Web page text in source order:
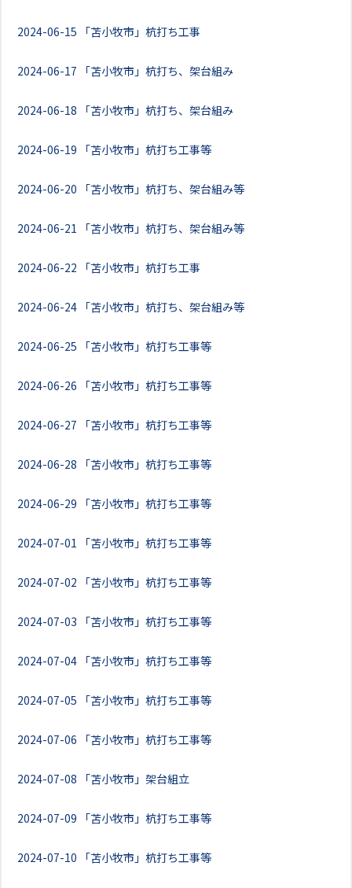
2024-06-15 「苫小牧市」杭打ち工事
2024-06-17 「苫小牧市」杭打ち、架台組み
2024-06-18 「苫小牧市」杭打ち、架台組み
2024-06-19 「苫小牧市」杭打ち工事等
2024-06-20 「苫小牧市」杭打ち、架台組み等
2024-06-21 「苫小牧市」杭打ち、架台組み等
2024-06-22 「苫小牧市」杭打ち工事
2024-06-24 「苫小牧市」杭打ち、架台組み等
2024-06-25 「苫小牧市」杭打ち工事等
2024-06-26 「苫小牧市」杭打ち工事等
2024-06-27 「苫小牧市」杭打ち工事等
2024-06-28 「苫小牧市」杭打ち工事等
2024-06-29 「苫小牧市」杭打ち工事等
2024-07-01 「苫小牧市」杭打ち工事等
2024-07-02 「苫小牧市」杭打ち工事等
2024-07-03 「苫小牧市」杭打ち工事等
2024-07-04 「苫小牧市」杭打ち工事等
2024-07-05 「苫小牧市」杭打ち工事等
2024-07-06 「苫小牧市」杭打ち工事等
2024-07-08 「苫小牧市」架台組立
2024-07-09 「苫小牧市」杭打ち工事等
2024-07-10 「苫小牧市」杭打ち工事等